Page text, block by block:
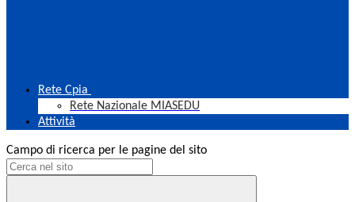
Rete Cpia
Rete Nazionale MIASEDU
Attività
Campo di ricerca per le pagine del sito